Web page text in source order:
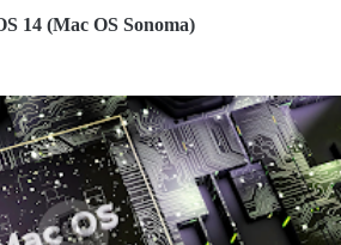
14 (Mac OS Sonoma)